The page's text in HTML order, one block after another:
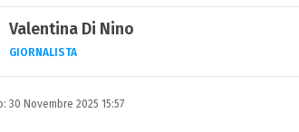
Valentina Di Nino
GIORNALISTA
LINKEDIN
INSTAGRAM FACEBOOK SITO
Romana, laurea in Scienze Politiche,
per quotidiani, settimanali, siti e
30 Novembre 2025 15:57